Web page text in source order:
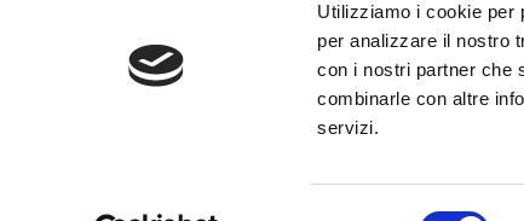
Utilizziamo i cookie per
per analizzare il nostro
con i nostri partner che
combinarle con altre
servizi.